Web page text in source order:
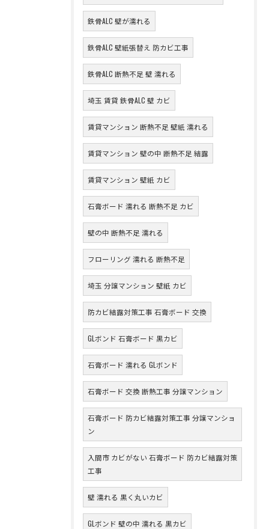
鉄骨ALC 壁が濡れる
鉄骨ALC 壁紙張替え 防カビ工事
鉄骨ALC 断熱不足 壁 濡れる
埼玉 賃貸 鉄骨ALC 壁 カビ
賃貸マンション 断熱不足 壁紙 濡れる
賃貸マンション 壁の中 断熱不足 結露
賃貸マンション 壁紙 カビ
石膏ボード 濡れる 断熱不足 カビ
壁の中 断熱不足 濡れる
フローリング 濡れる 断熱不足
埼玉 分譲マンション 壁紙 カビ
防カビ結露対策工事 石膏ボード 交換
GLボンド 石膏ボード 黒カビ
石膏ボード 濡れる GLボンド
石膏ボード 交換 断熱工事 分譲マンション
石膏ボード 防カビ結露対策工事 分譲マンショ
ン
入間市 カビがない 石膏ボード 防カビ結露対策
工事
壁 濡れる 黒く丸いカビ
GLボンド 壁の中 濡れる 黒カビ